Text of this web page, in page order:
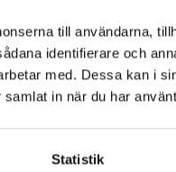
till användarna,
identifierare och
med. Dessa kan i
in när du har
Statistik
på väg som